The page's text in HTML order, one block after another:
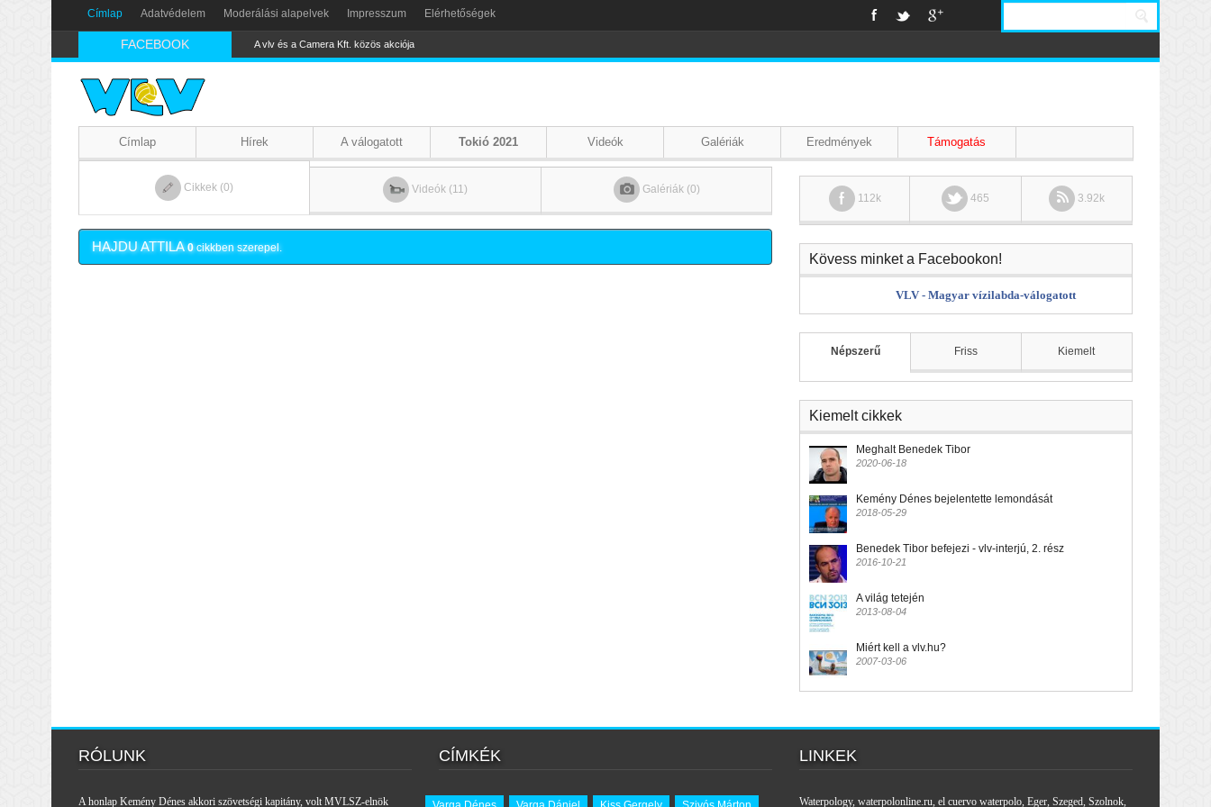
Címlap Adatvédelem Moderálási alapelvek Impresszum Elérhetőségek
FACEBOOK A vlv és a Camera Kft. közös akciója
Címlap Hírek A válogatott Tokió 2021 Videók Galériák Eredmények Támogatás
Cikkek (0) Videók (11) Galériák (0)
HAJDU ATTILA 0cikkben szerepel.
112k 465 3.92k
Kövess minket a Facebookon!
VLV - Magyar vízilabda-válogatott
Népszerű Friss Kiemelt
Kiemelt cikkek
Meghalt Benedek Tibor
2020-06-18
Kemény Dénes bejelentette lemondását
2018-05-29
Benedek Tibor befejezi - vlv-interjú, 2. rész
2016-10-21
A világ tetején
2013-08-04
Miért kell a vlv.hu?
2007-03-06
RÓLUNK
A honlap Kemény Dénes akkori szövetségi kapitány, volt MVLSZ-elnök
CÍMKÉK LINKEK
Waterpology, waterpolonline.ru, el cuervo waterpolo, Eger, Szeged, Szolnok,